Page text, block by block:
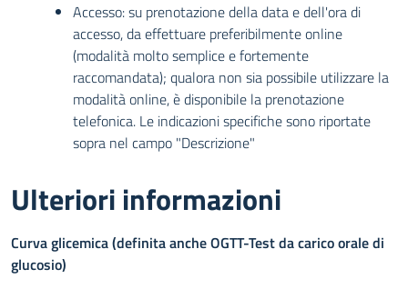
Accesso: su prenotazione della data e dell'ora di
accesso, da effettuare preferibilmente online
(modalità molto semplice e fortemente
raccomandata); qualora non sia possibile utilizzare la
modalità online, è disponibile la prenotazione
telefonica. Le indicazioni specifiche sono riportate
sopra nel campo "Descrizione"
Ulteriori informazioni
Curva glicemica (definita anche OGTT-Test da carico orale di
glucosio)